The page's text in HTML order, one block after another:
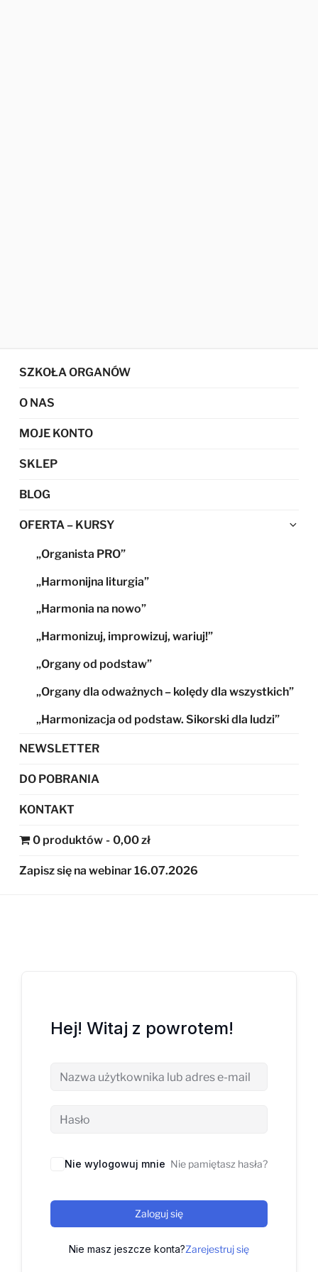
SZKOŁA ORGANÓW
O NAS
MOJE KONTO
SKLEP
BLOG
OFERTA – KURSY
„Organista PRO”
„Harmonijna liturgia”
„Harmonia na nowo”
„Harmonizuj, improwizuj, wariuj!”
„Organy od podstaw”
„Organy dla odważnych – kolędy dla wszystkich”
„Harmonizacja od podstaw. Sikorski dla ludzi”
NEWSLETTER
DO POBRANIA
KONTAKT
0 produktów 0,00 zł
Zapisz się na webinar 16.07.2026
Hej! Witaj z powrotem!
Nie wylogowuj mnie Nie pamiętasz hasła?
Zaloguj się
Nie masz jeszcze konta?Zarejestruj się